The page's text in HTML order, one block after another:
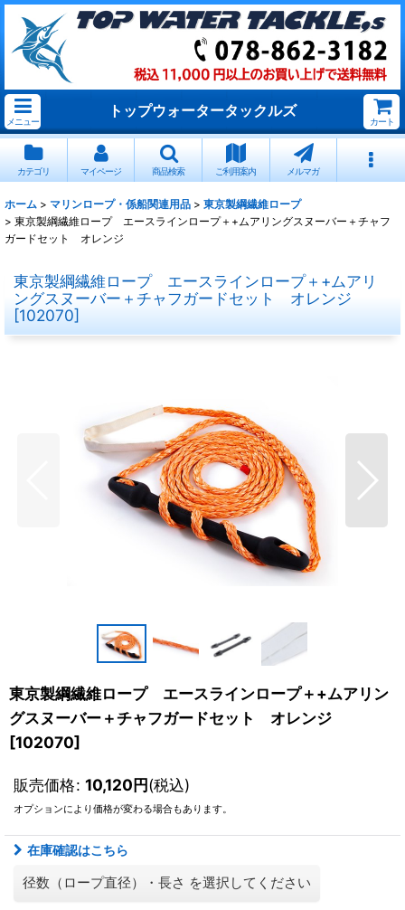
メニュー
トップウォータータックルズ
カート
カテゴリ マイページ 商品検索 ご利用案内 メルマガ
ホーム > マリンロープ・係船関連用品 > 東京製綱繊維ロープ
> 東京製綱繊維ロープ エースラインロープ＋+ムアリングスヌーバー＋チャフ
ガードセット オレンジ
東京製綱繊維ロープ エースラインロープ＋+ムアリ
ングスヌーバー＋チャフガードセット オレンジ
[102070]
東京製綱繊維ロープ エースラインロープ＋+ムアリン
グスヌーバー＋チャフガードセット オレンジ
[102070]
販売価格: 10,120円(税込)
オプションにより価格が変わる場合もあります。
在庫確認はこちら
径数（ロープ直径）・長さ を選択してください